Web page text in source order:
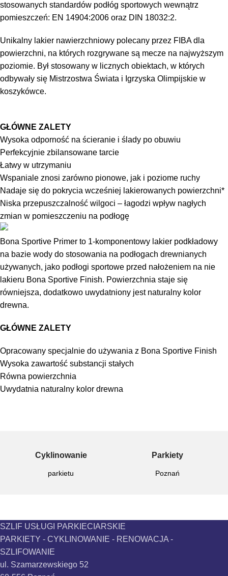
stosowanych standardów podłóg sportowych wewnątrz
pomieszczeń: EN 14904:2006 oraz DIN 18032:2.
Unikalny lakier nawierzchniowy polecany przez FIBA dla
powierzchni, na których rozgrywane są mecze na najwyższym
poziomie. Był stosowany w licznych obiektach, w których
odbywały się Mistrzostwa Świata i Igrzyska Olimpijskie w
koszykówce.
GŁÓWNE ZALETY
Wysoka odporność na ścieranie i ślady po obuwiu
Perfekcyjnie zbilansowane tarcie
Łatwy w utrzymaniu
Wspaniale znosi zarówno pionowe, jak i poziome ruchy
Nadaje się do pokrycia wcześniej lakierowanych powierzchni*
Niska przepuszczalność wilgoci – łagodzi wpływ nagłych
zmian w pomieszczeniu na podłogę
Bona Sportive Primer to 1-komponentowy lakier podkładowy
na bazie wody do stosowania na podłogach drewnianych
używanych, jako podłogi sportowe przed nałożeniem na nie
lakieru Bona Sportive Finish. Powierzchnia staje się
równiejsza, dodatkowo uwydatniony jest naturalny kolor
drewna.
GŁÓWNE ZALETY
Opracowany specjalnie do używania z Bona Sportive Finish
Wysoka zawartość substancji stałych
Równa powierzchnia
Uwydatnia naturalny kolor drewna
Cyklinowanie
parkietu
Parkiety
Poznań
SZLIF USŁUGI PARKIECIARSKIE
PARKIETY - CYKLINOWANIE - RENOWACJA -
SZLIFOWANIE
ul. Szamarzewskiego 52